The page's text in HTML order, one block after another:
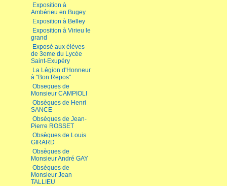
Exposition à
Ambérieu en Bugey
Exposition à Belley
Exposition à Virieu le
grand
Exposé aux élèves
de 3eme du Lycée
Saint-Exupéry
La Légion d'Honneur
à "Bon Repos"
Obseques de
Monsieur CAMPIOLI
Obsèques de Henri
SANCE
Obsèques de Jean-
Pierre ROSSET
Obsèques de Louis
GIRARD
Obsèques de
Monsieur André GAY
Obsèques de
Monsieur Jean
TALLIEU